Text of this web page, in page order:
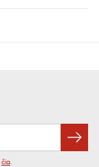
čia.